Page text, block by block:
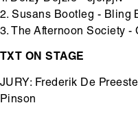
2. Susans Bootleg - Bling
3. The Afternoon Society -
TXT ON STAGE
JURY: Frederik De
Pinson